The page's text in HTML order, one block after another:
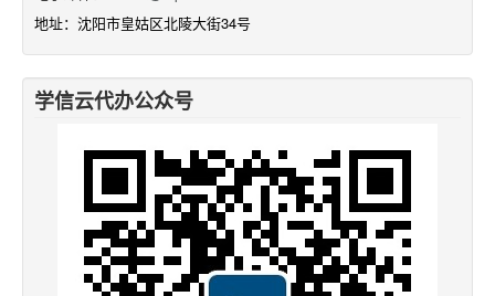
地址：沈阳市皇姑区北陵大街34号
学信云代办公众号